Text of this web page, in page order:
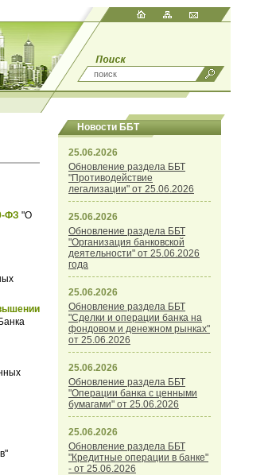
ФЗ "О
Новости ББТ
25.06.2026
Обновление раздела ББТ
"Противодействие
легализации" от 25.06.2026
25.06.2026
Обновление раздела ББТ
"Организация банковской
деятельности" от 25.06.2026
года
25.06.2026
Обновление раздела ББТ
"Сделки и операции банка на
фондовом и денежном рынках"
от 25.06.2026
25.06.2026
Обновление раздела ББТ
"Операции банка с ценными
бумагами" от 25.06.2026
25.06.2026
Обновление раздела ББТ
"Кредитные операции в банке"
- от 25.06.2026